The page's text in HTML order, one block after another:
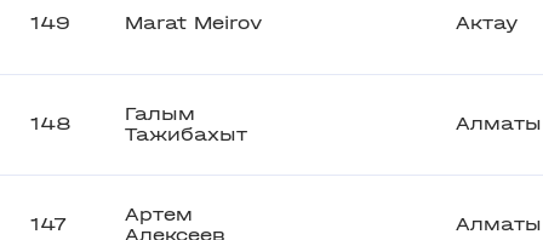
149 Marat Meirov Актау
148
Галым
Тажибахыт
Алматы
147
Артем
Алматы